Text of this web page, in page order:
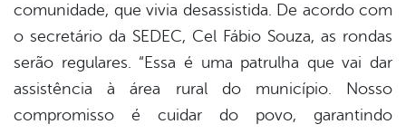
comunidade, que vivia desassistida. De acordo com
o secretário da SEDEC, Cel Fábio Souza, as rondas
serão regulares. “Essa é uma patrulha que vai dar
assistência à área rural do município. Nosso
compromisso é cuidar do povo, garantindo